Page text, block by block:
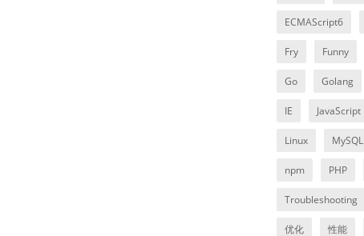
ECMAScript6
Fry Funny
Go Golang
IE JavaScript
Linux MySQL
npm PHP
Troubleshooting
优化 性能